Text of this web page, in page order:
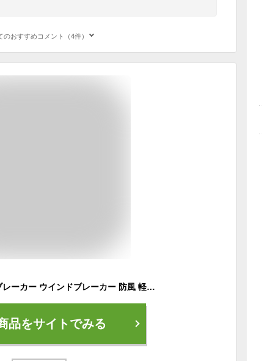
のおすすめコメント（4件）
[デサント] ウィンドブレーカー ウインドブレーカー 防風 軽量 抗菌ポケット トレーニング レディース BK S
品をサイトでみる